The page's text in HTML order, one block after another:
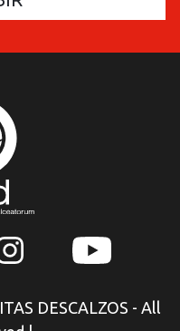
DESCALZOS - All